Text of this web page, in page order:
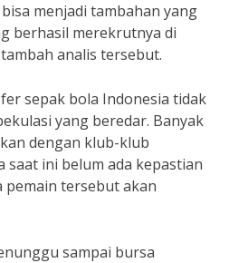
menjadi tambahan yang
berhasil merekrutnya di
analis tersebut.
sepak bola Indonesia tidak
yang beredar. Banyak
dengan klub-klub
ini belum ada kepastian
pemain tersebut akan
sampai bursa